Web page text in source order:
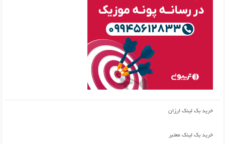
خرید بک لینک ارزان
خرید بک لینک معتبر